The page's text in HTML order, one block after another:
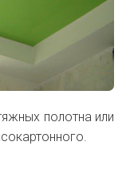
полотна или